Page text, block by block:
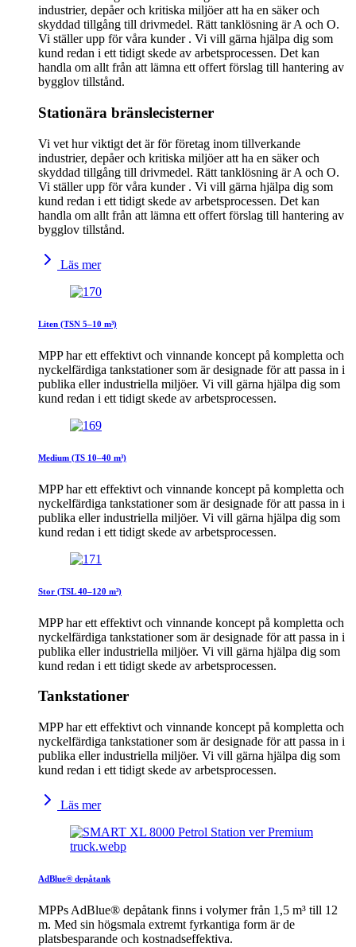
industrier, depåer och kritiska miljöer att ha en säker och
skyddad tillgång till drivmedel. Rätt tanklösning är A och O.
Vi ställer upp för våra kunder . Vi vill gärna hjälpa dig som
kund redan i ett tidigt skede av arbetsprocessen. Det kan
handla om allt från att lämna ett offert förslag till hantering av
bygglov tillstånd.
Stationära bränslecisterner
Vi vet hur viktigt det är för företag inom tillverkande
industrier, depåer och kritiska miljöer att ha en säker och
skyddad tillgång till drivmedel. Rätt tanklösning är A och O.
Vi ställer upp för våra kunder . Vi vill gärna hjälpa dig som
kund redan i ett tidigt skede av arbetsprocessen. Det kan
handla om allt från att lämna ett offert förslag till hantering av
bygglov tillstånd.
Läs mer
Liten (TSN 5–10 m³)
MPP har ett effektivt och vinnande koncept på kompletta och
nyckelfärdiga tankstationer som är designade för att passa in i
publika eller industriella miljöer. Vi vill gärna hjälpa dig som
kund redan i ett tidigt skede av arbetsprocessen.
Medium (TS 10–40 m³)
MPP har ett effektivt och vinnande koncept på kompletta och
nyckelfärdiga tankstationer som är designade för att passa in i
publika eller industriella miljöer. Vi vill gärna hjälpa dig som
kund redan i ett tidigt skede av arbetsprocessen.
Stor (TSL 40–120 m³)
MPP har ett effektivt och vinnande koncept på kompletta och
nyckelfärdiga tankstationer som är designade för att passa in i
publika eller industriella miljöer. Vi vill gärna hjälpa dig som
kund redan i ett tidigt skede av arbetsprocessen.
Tankstationer
MPP har ett effektivt och vinnande koncept på kompletta och
nyckelfärdiga tankstationer som är designade för att passa in i
publika eller industriella miljöer. Vi vill gärna hjälpa dig som
kund redan i ett tidigt skede av arbetsprocessen.
Läs mer
AdBlue® depåtank
MPPs AdBlue® depåtank finns i volymer från 1,5 m³ till 12
m. Med sin högsmala extremt fyrkantiga form är de
platsbesparande och kostnadseffektiva.